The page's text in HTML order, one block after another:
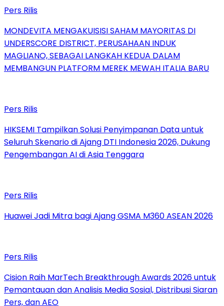
Pers Rilis
MONDEVITA MENGAKUISISI SAHAM MAYORITAS DI
UNDERSCORE DISTRICT, PERUSAHAAN INDUK
MAGLIANO, SEBAGAI LANGKAH KEDUA DALAM
MEMBANGUN PLATFORM MEREK MEWAH ITALIA BARU
Pers Rilis
HIKSEMI Tampilkan Solusi Penyimpanan Data untuk
Seluruh Skenario di Ajang DTI Indonesia 2026, Dukung
Pengembangan AI di Asia Tenggara
Pers Rilis
Huawei Jadi Mitra bagi Ajang GSMA M360 ASEAN 2026
Pers Rilis
Cision Raih MarTech Breakthrough Awards 2026 untuk
Pemantauan dan Analisis Media Sosial, Distribusi Siaran
Pers, dan AEO